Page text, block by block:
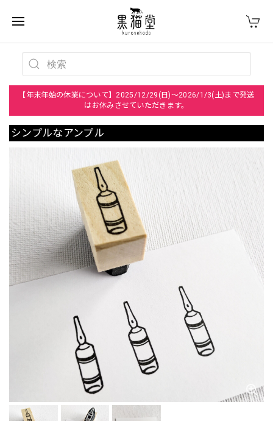
【年末年始の休業について】2025/12/29(日)～2026/1/3(土)まで発送
はお休みさせていただきます。
シンプルなアンプル